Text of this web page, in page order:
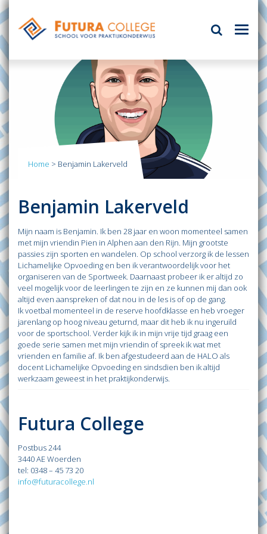
Home > Benjamin Lakerveld
Benjamin Lakerveld
Mijn naam is Benjamin. Ik ben 28 jaar en woon momenteel samen
met mijn vriendin Pien in Alphen aan den Rijn. Mijn grootste
passies zijn sporten en wandelen. Op school verzorg ik de lessen
Lichamelijke Opvoeding en ben ik verantwoordelijk voor het
organiseren van de Sportweek. Daarnaast probeer ik er altijd zo
veel mogelijk voor de leerlingen te zijn en ze kunnen mij dan ook
altijd even aanspreken of dat nou in de les is of op de gang.
Ik voetbal momenteel in de reserve hoofdklasse en heb vroeger
jarenlang op hoog niveau geturnd, maar dit heb ik nu ingeruild
voor de sportschool. Verder kijk ik in mijn vrije tijd graag een
goede serie samen met mijn vriendin of spreek ik wat met
vrienden en familie af. Ik ben afgestudeerd aan de HALO als
docent Lichamelijke Opvoeding en sindsdien ben ik altijd
werkzaam geweest in het praktijkonderwijs.
Futura College
Postbus 244
3440 AE Woerden
tel: 0348 – 45 73 20
info@futuracollege.nl